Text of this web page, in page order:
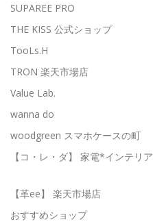
SUPAREE PRO
THE KISS 公式ショップ
TooLs.H
TRON 楽天市場店
Value Lab.
wanna do
woodgreen スマホケースの町
【コ・レ・ダ】 家電*インテリア
【革ee】 楽天市場店
おすすめショップ